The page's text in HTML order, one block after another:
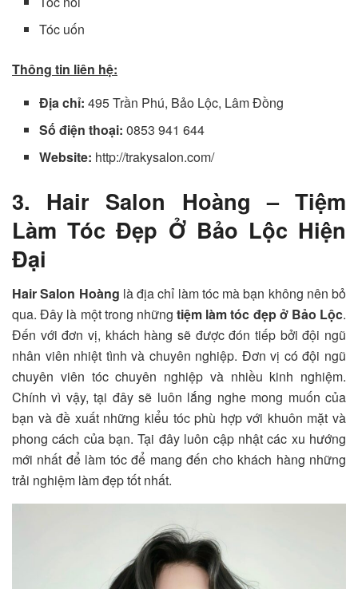
Tóc uốn
Thông tin liên hệ:
Địa chỉ:495 Trần Phú, Bảo Lộc, Lâm Đồng
Số điện thoại:0853 941 644
Website: http://trakysalon.com/
3. Hair Salon Hoàng – Tiệm
Làm Tóc Đẹp Ở Bảo Lộc Hiện
Đại
Hair Salon Hoàng là địa chỉ làm tóc mà bạn không nên bỏ
qua. Đây là một trong những tiệm làm tóc đẹp ở Bảo Lộc.
Đến với đơn vị, khách hàng sẽ được đón tiếp bởi đội ngũ
nhân viên nhiệt tình và chuyên nghiệp. Đơn vị có đội ngũ
chuyên viên tóc chuyên nghiệp và nhiều kinh nghiệm.
Chính vì vậy, tại đây sẽ luôn lắng nghe mong muốn của
bạn và đề xuất những kiểu tóc phù hợp với khuôn mặt và
phong cách của bạn. Tại đây luôn cập nhật các xu hướng
mới nhất để làm tóc để mang đến cho khách hàng những
trải nghiệm làm đẹp tốt nhất.